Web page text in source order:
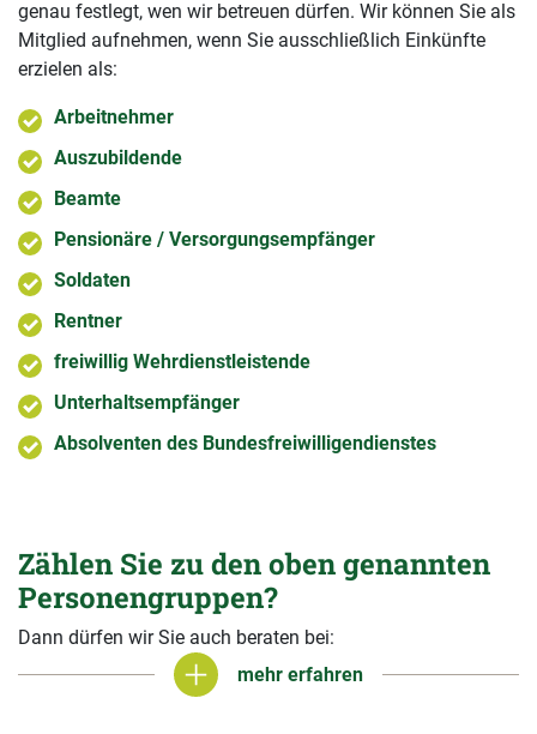
genau festlegt, wen wir betreuen dürfen. Wir können Sie als
Mitglied aufnehmen, wenn Sie ausschließlich Einkünfte
erzielen als:
Arbeitnehmer
Auszubildende
Beamte
Pensionäre / Versorgungsempfänger
Soldaten
Rentner
freiwillig Wehrdienstleistende
Unterhaltsempfänger
Absolventen des Bundesfreiwilligendienstes
Zählen Sie zu den oben genannten
Personengruppen?
Dann dürfen wir Sie auch beraten bei:
mehr erfahren
mehr erfahren